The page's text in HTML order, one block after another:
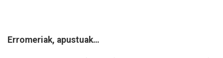
Erromeriak, apustuak…